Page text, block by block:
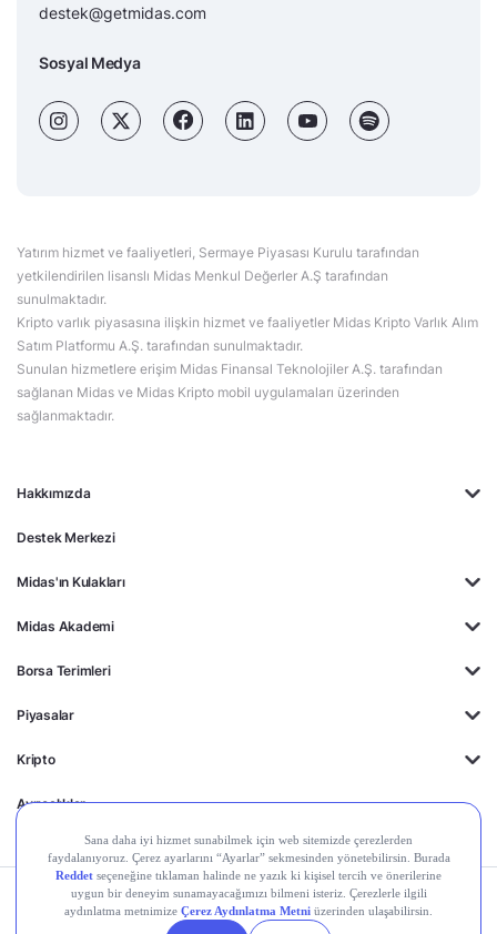
Hakkımızda
Destek Merkezi
Midas'ın Kulakları
Midas Akademi
Borsa Terimleri
Piyasalar
Kripto
Ayrıcalıklar
destek@getmidas.com
Sosyal Medya
Yatırım hizmet ve faaliyetleri, Sermaye Piyasası Kurulu tarafından
yetkilendirilen lisanslı Midas Menkul Değerler A.Ş tarafından
sunulmaktadır.
Kripto varlık piyasasına ilişkin hizmet ve faaliyetler Midas Kripto Varlık Alım
Satım Platformu A.Ş. tarafından sunulmaktadır.
Sunulan hizmetlere erişim Midas Finansal Teknolojiler A.Ş. tarafından
sağlanan Midas ve Midas Kripto mobil uygulamaları üzerinden
sağlanmaktadır.
Kişisel Verilerin
Gizlilik
Politikası
Yasal
Duyurular
Çerez